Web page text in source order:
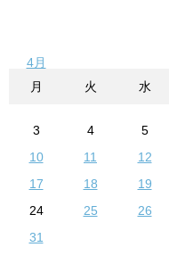
4月
月
火 水
3
4 5
10
11 12
17
18 19
24
25 26
31